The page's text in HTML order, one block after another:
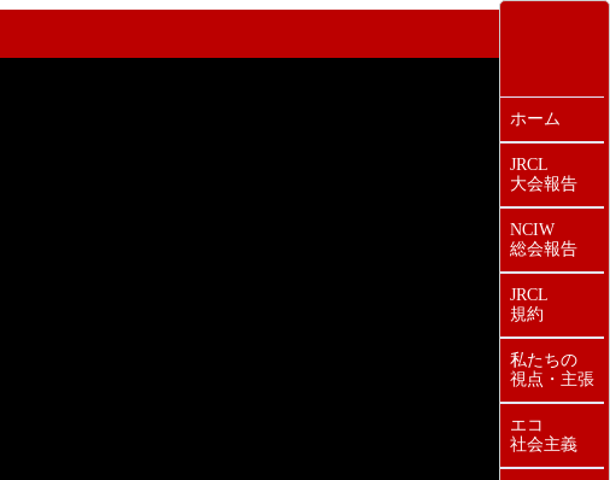
ホーム
JRCL
大会報告
NCIW
総会報告
JRCL
規約
私たちの
視点・主張
エコ
社会主義